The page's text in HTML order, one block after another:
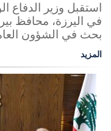
استقبل وزير
في اليرزة، محافظ
بحث في الشؤون
المزيد